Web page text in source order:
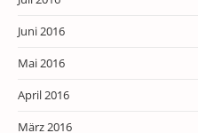
Juni 2016
Mai 2016
April 2016
März 2016